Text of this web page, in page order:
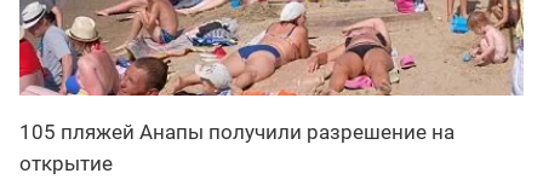
105 пляжей Анапы получили разрешение на
открытие